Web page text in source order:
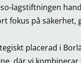
lagstiftningen
fokus på säkerhet,
placerad i